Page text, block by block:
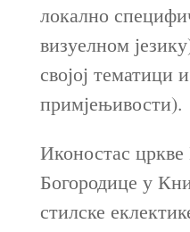
локално
визуелном
својој тематици
примјењивости).
Иконостас
Богородице у
стилске